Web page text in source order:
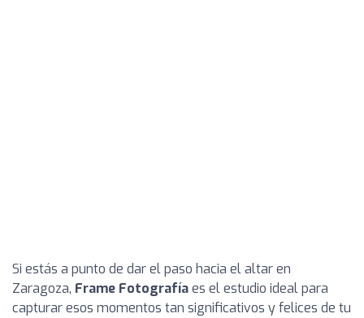
Si estás a punto de dar el paso hacia el altar en
Zaragoza, Frame Fotografíaes el estudio ideal para
capturar esos momentos tan significativos y felices de tu